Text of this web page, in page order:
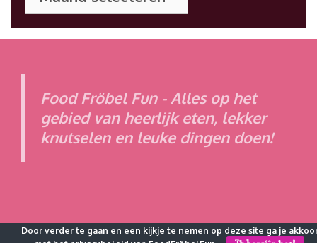
Food Fröbel Fun - Alles op het
gebied van heerlijk eten, lekker
knutselen en leuke dingen doen!
© 2026 Food Fröbel Fun• Powered byWPKoi
Door verder te gaan en een kijkje te nemen op deze site ga je